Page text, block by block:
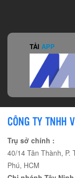
TẢI APP
CÔNG TY TNHH
Trụ sở chính :
40/14 Tân Thành, P.
Phú, HCM